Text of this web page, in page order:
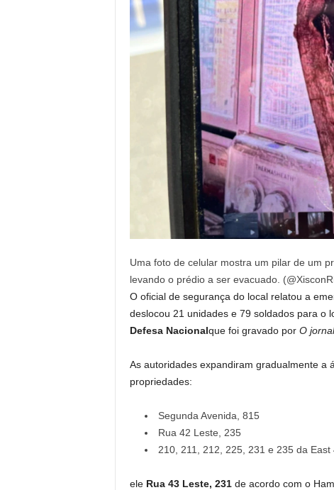
Uma foto de celular mostra um pilar de um
levando o prédio a ser evacuado.
O oficial de segurança do local relatou a
deslocou 21 unidades e 79 soldados para o
Defesa Nacionalque foi gravado por O
As autoridades expandiram gradualmente a
propriedades:
Segunda Avenida, 815
Rua 42 Leste, 235
210, 211, 212, 225, 231 e 235 da East
ele Rua 43 Leste, 231de acordo com o